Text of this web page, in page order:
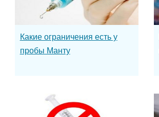
Какие ограничения есть у
пробы Манту